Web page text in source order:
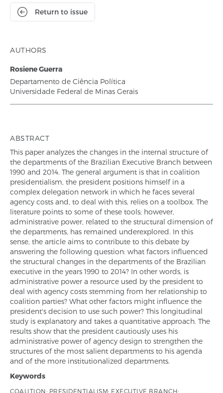
Return to issue
AUTHORS
Rosiene Guerra
Departamento de Ciência Política
Universidade Federal de Minas Gerais
ABSTRACT
This paper analyzes the changes in the internal structure of
the departments of the Brazilian Executive Branch between
1990 and 2014. The general argument is that in coalition
presidentialism, the president positions himself in a
complex delegation network in which he faces several
agency costs and, to deal with this, relies on a toolbox. The
literature points to some of these tools; however,
administrative power, related to the structural dimension of
the departments, has remained underexplored. In this
sense, the article aims to contribute to this debate by
answering the following question: what factors influenced
the structural changes in the departments of the Brazilian
executive in the years 1990 to 2014? In other words, is
administrative power a resource used by the president to
deal with agency costs stemming from her relationship to
coalition parties? What other factors might influence the
president's decision to use such power? This longitudinal
study is explanatory and takes a quantitative approach. The
results show that the president cautiously uses his
administrative power of agency design to strengthen the
structures of the most salient departments to his agenda
and of the more institutionalized departments.
Keywords
COALITION; PRESIDENTIALISM; EXECUTIVE BRANCH;